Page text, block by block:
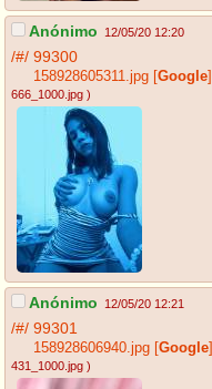
Anónimo 12/05/20 12:20
/#/ 99300
158928605311.jpg [Google]
666_1000.jpg )
Anónimo 12/05/20 12:21
/#/ 99301
158928606940.jpg [Google]
431_1000.jpg )